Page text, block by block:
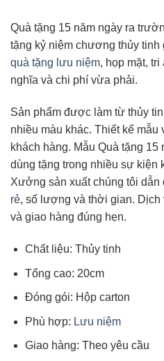
Quà tặng 15 năm ngày ra
tặng kỷ niệm chương thủy tinh
quà tặng lưu niệm, họp mặt, tri
nghĩa và chi phí vừa phải.
Sản phẩm được làm từ thủy
nhiều màu khác. Thiết kế
khách hàng. Mẫu Quà tặng
dùng tặng trong nhiều sự kiện
Xưởng sản xuất chúng tôi dẫn
rẻ, số lượng và thời gian. Dịch
và giao hàng đúng hẹn.
Chất liệu: Thủy tinh
Tổng cao: 20cm
Đóng gói: Hộp carton
Phù hợp: Lưu niệm
Giao hàng: Theo yêu cầu